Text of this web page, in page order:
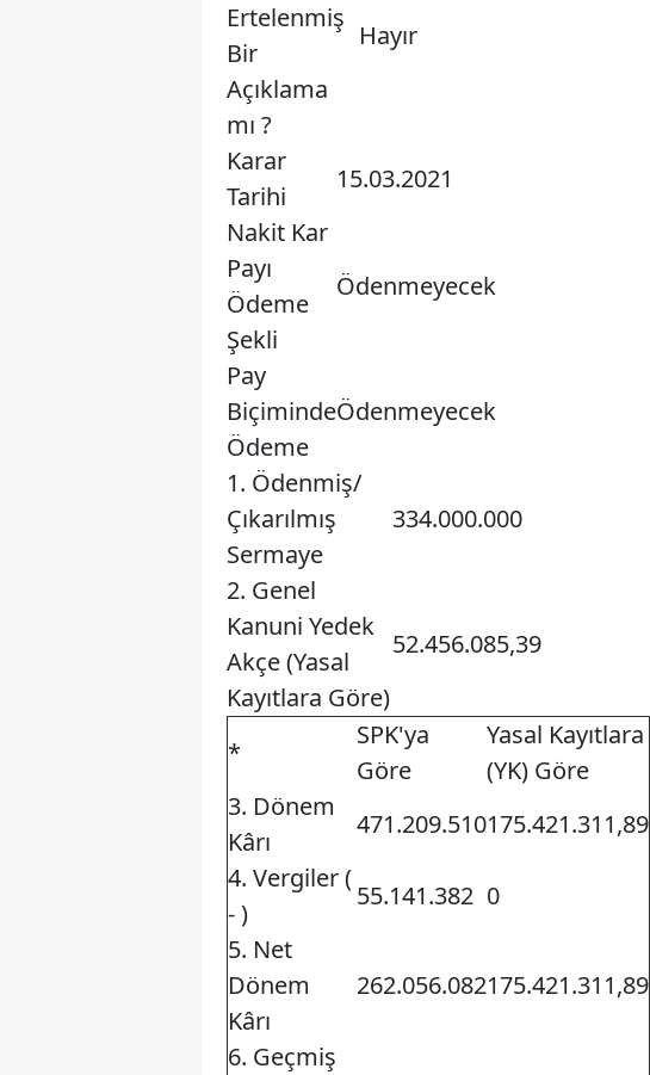
Ertelenmiş
Bir
Açıklama
mı ?
Hayır
Karar
Tarihi
15.03.2021
Nakit Kar
Payı
Ödeme
Şekli
Ödenmeyecek
Pay
Biçiminde
Ödeme
Ödenmeyecek
1. Ödenmiş/
Çıkarılmış
Sermaye
334.000.000
2. Genel
Kanuni Yedek
Akçe (Yasal
Kayıtlara Göre)
52.456.085,39
*
SPK'ya
Göre
Yasal Kayıtlara
(YK) Göre
3. Dönem
Kârı
471.209.510175.421.311,89
4. Vergiler (
- )
55.141.382 0
5. Net
Dönem
Kârı
262.056.082175.421.311,89
6. Geçmiş